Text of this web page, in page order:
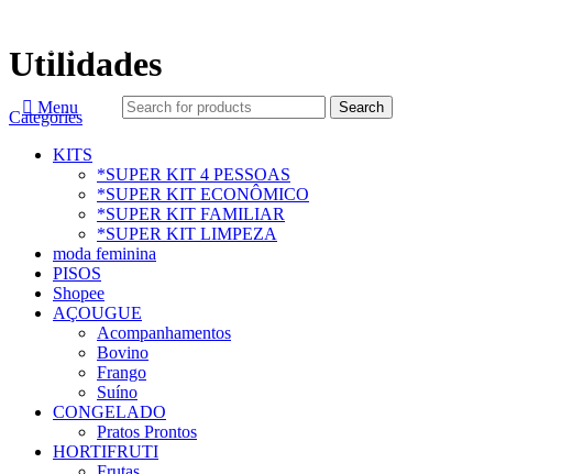
mail: sac@mercadoapp.com.br
Menu Search
Utilidades
Categories
KITS
*SUPER KIT 4 PESSOAS
*SUPER KIT ECONÔMICO
*SUPER KIT FAMILIAR
*SUPER KIT LIMPEZA
moda feminina
PISOS
Shopee
AÇOUGUE
Acompanhamentos
Bovino
Frango
Suíno
CONGELADO
Pratos Prontos
HORTIFRUTI